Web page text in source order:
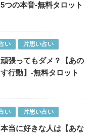
つの本音-無料タロット
い 片思い占い
張ってもダメ？【あの
行動】-無料タロット
い 片思い占い
当に好きな人は【あな